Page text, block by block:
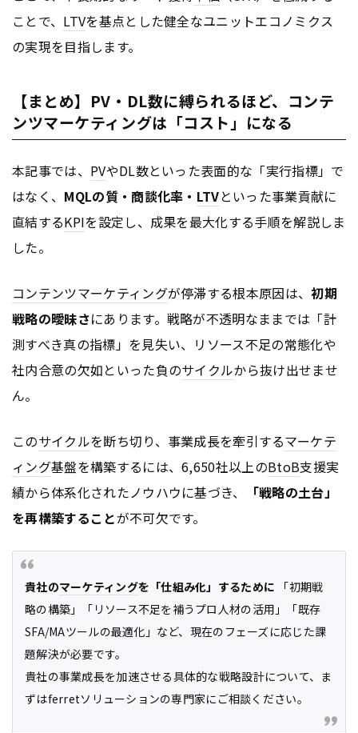
ことで、 LTVを基点とした健全なユニットエコノミクス
の実現を目指します。
【まとめ】PV・DL数に縛られるほど、コンテ
ンツマーケティングは「コスト」になる
本記事では、 PVやDL数といった表面的な「実行指標」で
はなく、 MQLの質・商談化率・ LTVといった事業貢献に
直結するKPIを設定し、成果を最大化する手順を解説しま
した。
コンテンツマーケティングが停滞する根本原因は、初期
戦略の曖昧さにあります。戦略が不透明なままでは「計
測すべき真の指標」を見失い、リソース不足の常態化や
社内合意の欠如といった負のサイクルから抜け出せませ
ん。
このサイクルを断ち切り、事業成長を牽引するマーケテ
ィング基盤を構築するには、6,650社以上のBtoB支援実
績から体系化されたノウハウに基づき、
「戦略の土台」
を再構築することが不可欠です。
貴社のマーケティングを「仕組み化」するために 「初期戦
略の構築」「リソース不足を補うプロ人材の活用」「既存
SFA/MAツールの最適化」など、現在のフェーズに応じた課
題解決が必要です。
貴社の事業成長を加速させる具体的な戦略設計について、ま
ずはferretソリューションの専門家にご相談ください。